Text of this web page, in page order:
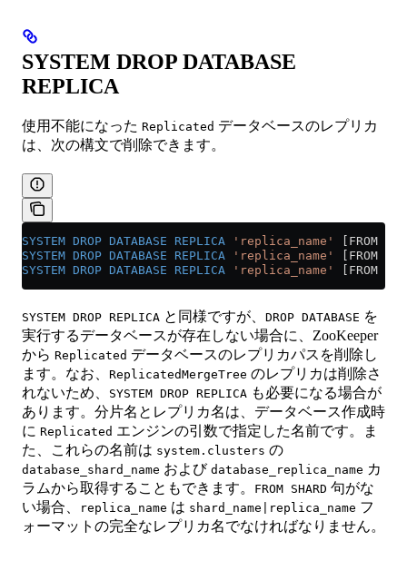
SYSTEM DROP DATABASE
REPLICA
使用不能になった Replicated データベースのレプリカ
は、次の構文で削除できます。
SYSTEM DROP DATABASE REPLICA 'replica_name'
[FROM
SYSTEM DROP DATABASE REPLICA 'replica_name'
[FROM
SYSTEM DROP DATABASE REPLICA 'replica_name' [FROM
SYSTEM DROP REPLICA と同様ですが、 DROP DATABASE を
実行するデータベースが存在しない場合に、ZooKeeper
から Replicated データベースのレプリカパスを削除し
ます。なお、 ReplicatedMergeTree のレプリカは削除さ
れないため、
SYSTEM DROP REPLICA も必要になる場合が
あります。分片名とレプリカ名は、データベース作成時
に Replicated エンジンの引数で指定した名前です。ま
た、これらの名前は system.clusters の
database_shard_name および database_replica_name カ
ラムから取得することもできます。
FROM SHARD 句がな
い場合、
replica_name は shard_name|replica_name フ
ォーマットの完全なレプリカ名でなければなりません。